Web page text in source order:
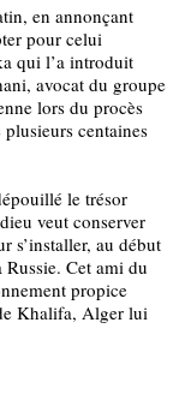
en annonçant
pour celui
qui l’a introduit
avocat du groupe
lors du procès
centaines
le trésor
veut conserver
s’installer, au début
Cet ami du
propice
Khalifa, Alger lui